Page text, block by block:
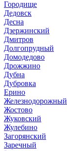
Городище
Дедовск
Десна
Дзержинский
Дмитров
Долгопрудный
Домодедово
Дрожжино
Дубна
Дубровка
Ерино
Железнодорожный
Жостово
Жуковский
Жулебино
Загорянский
Заречный